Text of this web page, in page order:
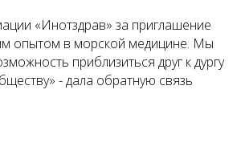
«Инотздрав» за приглашение
опытом в морской медицине. Мы
приблизиться друг к дургу
- дала обратную связь